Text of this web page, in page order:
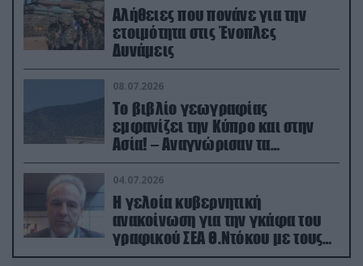
Αλήθειες που πονάνε για την
ετοιμότητα στις Ένοπλες
Δυνάμεις
08.07.2026
Το βιβλίο γεωγραφίας
εμφανίζει την Κύπρο και στην
Ασία! – Αναγνώρισαν τα
κατεχόμενα; (φωτο)
04.07.2026
Η γελοία κυβερνητική
ανακοίνωση για την γκάφα του
γραφικού ΣΕΑ Θ.Ντόκου με τους
Ρώσους φαρσέρ